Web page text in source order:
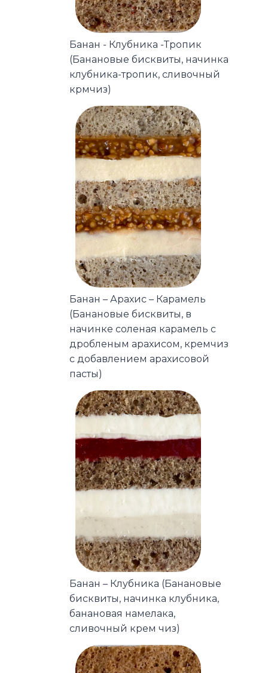
Банан - Клубника -Тропик
(Банановые бисквиты, начинка
клубника-тропик, сливочный
крмчиз)
Банан – Арахис – Карамель
(Банановые бисквиты, в
начинке соленая карамель с
дробленым арахисом, кремчиз
с добавлением арахисовой
пасты)
Банан – Клубника (Банановые
бисквиты, начинка клубника,
банановая намелака,
сливочный крем чиз)